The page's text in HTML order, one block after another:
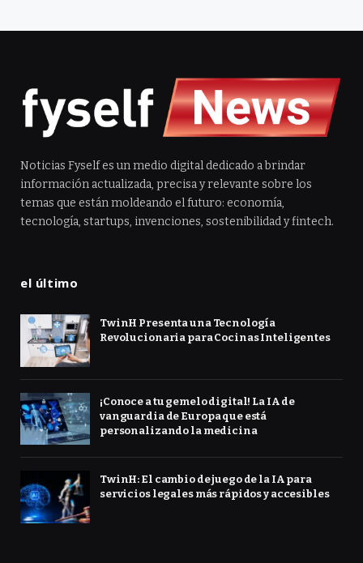
Noticias Fyself es un medio digital dedicado a brindar
información actualizada, precisa y relevante sobre los
temas que están moldeando el futuro: economía,
tecnología, startups, invenciones, sostenibilidad y fintech.
el último
TwinH Presenta una Tecnología
Revolucionaria para Cocinas Inteligentes
¡Conoce a tu gemelo digital! La IA de
vanguardia de Europa que está
personalizando la medicina
TwinH: El cambio de juego de la IA para
servicios legales más rápidos y accesibles